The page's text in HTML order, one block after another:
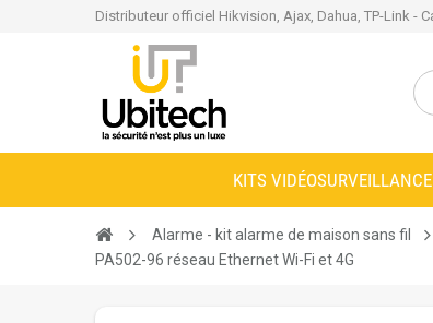
Distributeur officiel Hikvision, Ajax, Dahua, TP-Link -
KITS VIDÉOSURVEILLANCE
Alarme - kit alarme de maison sans fil
PA502-96 réseau Ethernet Wi-Fi et 4G